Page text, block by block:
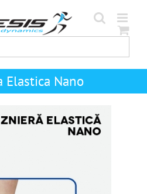
Elastica Nano